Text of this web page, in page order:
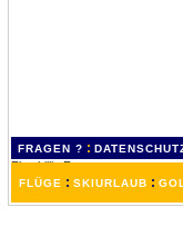
FRAGEN ? :
FLÜGE : SKIURLAUB :